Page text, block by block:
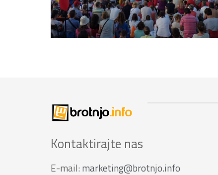
Kontaktirajte nas
E-mail: marketing@brotnjo.info